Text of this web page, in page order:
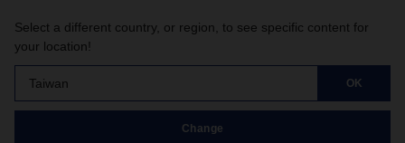
Select a different country, or region, to see specific content for
your location!
Taiwan OK
Change